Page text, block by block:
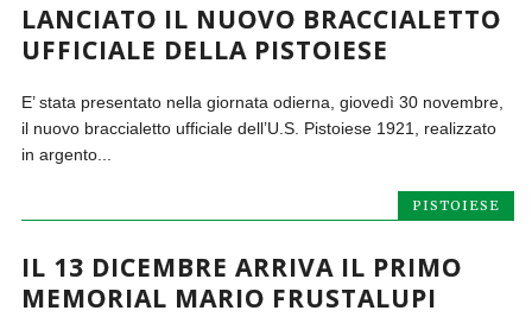
LANCIATO IL NUOVO BRACCIALETTO
UFFICIALE DELLA PISTOIESE
E’ stata presentato nella giornata odierna, giovedì 30 novembre,
il nuovo braccialetto ufficiale dell’U.S. Pistoiese 1921, realizzato
in argento...
PISTOIESE
IL 13 DICEMBRE ARRIVA IL PRIMO
MEMORIAL MARIO FRUSTALUPI